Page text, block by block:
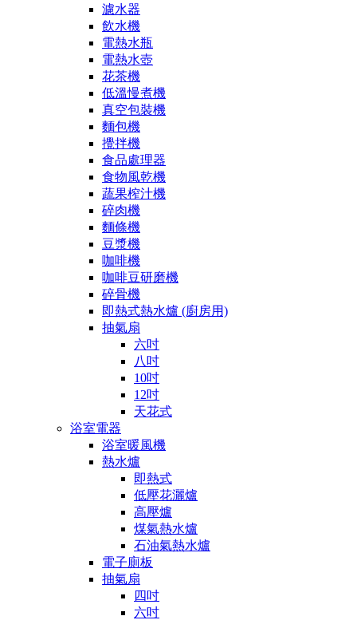
濾水器
飲水機
電熱水瓶
電熱水壺
花茶機
低溫慢煮機
真空包裝機
麵包機
攪拌機
食品處理器
食物風乾機
蔬果榨汁機
碎肉機
麵條機
豆漿機
咖啡機
咖啡豆研磨機
碎骨機
即熱式熱水爐 (廚房用)
抽氣扇
六吋
八吋
10吋
12吋
天花式
浴室電器
浴室暖風機
熱水爐
即熱式
低壓花灑爐
高壓爐
煤氣熱水爐
石油氣熱水爐
電子廁板
抽氣扇
四吋
六吋